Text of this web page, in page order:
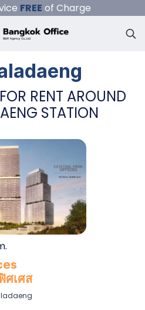
FREE of Charge
RENT AROUND
STATION
ศเศส